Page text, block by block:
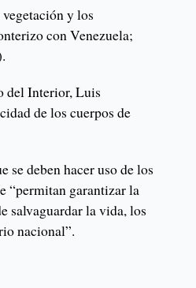
y los
con Venezuela;
del Interior, Luis
de los cuerpos de
se deben hacer uso de los
“permitan garantizar la
salvaguardar la vida, los
nacional”.